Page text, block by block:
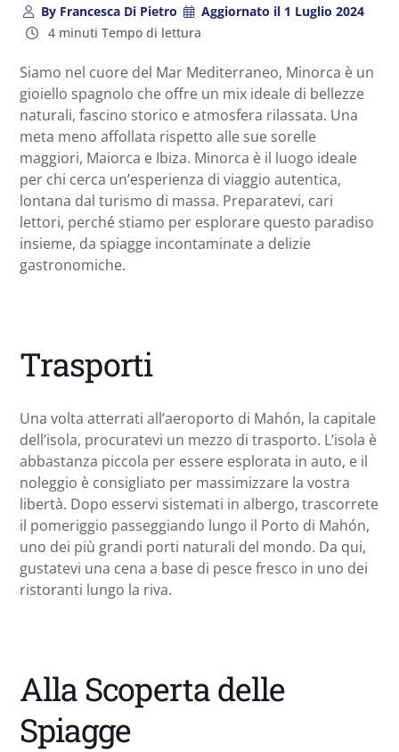
ByFrancesca Di Pietro Aggiornato il 1 Luglio 2024
4 minuti Tempo di lettura
​Siamo nel cuore del Mar Mediterraneo, Minorca è un
gioiello spagnolo che offre un mix ideale di bellezze
naturali, fascino storico e atmosfera rilassata. Una
meta meno affollata rispetto alle sue sorelle
maggiori, Maiorca e Ibiza. Minorca è il luogo ideale
per chi cerca un’esperienza di viaggio autentica,
lontana dal turismo di massa. Preparatevi, cari
lettori, perché stiamo per esplorare questo paradiso
insieme, da spiagge incontaminate a delizie
gastronomiche.
Trasporti
Una volta atterrati all’aeroporto di Mahón, la capitale
dell’isola, procuratevi un mezzo di trasporto. L’isola è
abbastanza piccola per essere esplorata in auto, e il
noleggio è consigliato per massimizzare la vostra
libertà. Dopo esservi sistemati in albergo, trascorrete
il pomeriggio passeggiando lungo il Porto di Mahón,
uno dei più grandi porti naturali del mondo. Da qui,
gustatevi una cena a base di pesce fresco in uno dei
ristoranti lungo la riva.
Alla Scoperta delle
Spiagge